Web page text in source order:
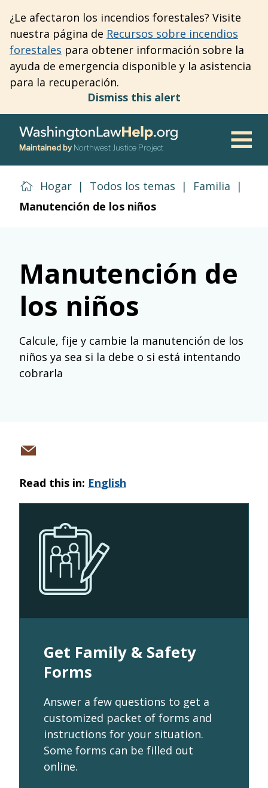
to
main
content
¿Le afectaron los incendios forestales? Visite
nuestra página de Recursos sobre incendios
forestales para obtener información sobre la
ayuda de emergencia disponible y la asistencia
para la recuperación.
Dismiss this alert
Maintained by Northwest Justice Project
Hogar | Todos los temas | Familia
|
Manutención de los niños
Manutención de
los niños
Calcule, fije y cambie la manutención de los
niños ya sea si la debe o si está intentando
cobrarla
Read this in: English
Get Family & Safety
Forms
Answer a few questions to get a
customized packet of forms and
instructions for your situation.
Some forms can be filled out
online.
Share
email